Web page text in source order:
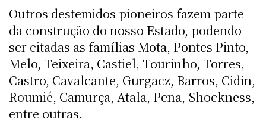
Outros destemidos pioneiros fazem parte
da construção do nosso Estado, podendo
ser citadas as famílias Mota, Pontes Pinto,
Melo, Teixeira, Castiel, Tourinho, Torres,
Castro, Cavalcante, Gurgacz, Barros, Cidin,
Roumié, Camurça, Atala, Pena, Shockness,
entre outras.